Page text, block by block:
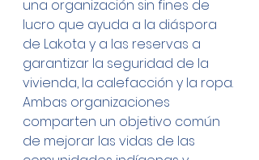
una organización sin fines de
lucro que ayuda a la diáspora
de Lakota y a las reservas a
garantizar la seguridad de la
vivienda, la calefacción y la ropa.
Ambas organizaciones
comparten un objetivo común
de mejorar las vidas de las